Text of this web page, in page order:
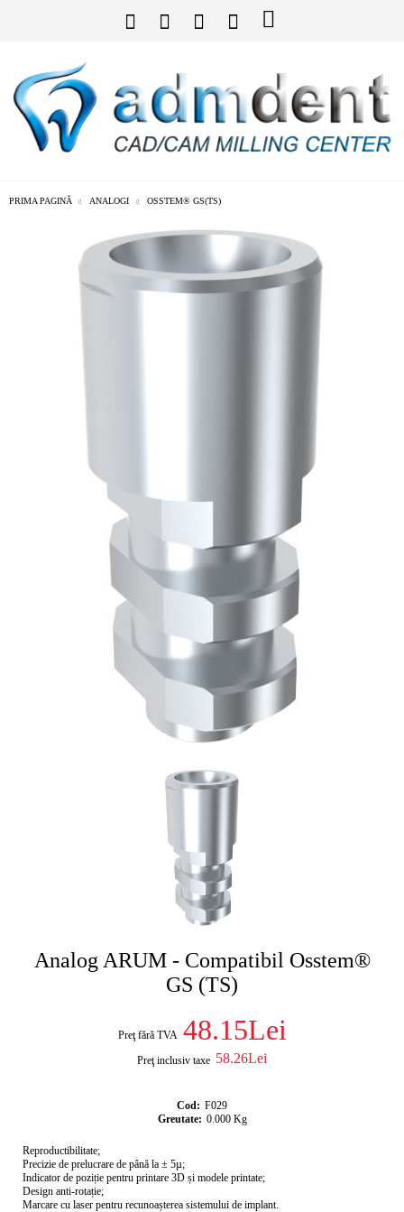
PRIMA PAGINĂ ANALOGI OSSTEM® GS(TS)
Analog ARUM - Compatibil Osstem®
GS (TS)
Preţ fără TVA 48.15Lei
Preţ inclusiv taxe 58.26Lei
Cod: F029
Greutate: 0.000 Kg
Reproductibilitate;
Precizie de prelucrare de până la ± 5µ;
Indicator de poziție pentru printare 3D și modele printate;
Design anti-rotație;
Marcare cu laser pentru recunoașterea sistemului de implant.